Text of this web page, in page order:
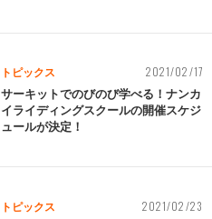
トピックス 2021/02/17
サーキットでのびのび学べる！ナンカ
イライディングスクールの開催スケジ
ュールが決定！
トピックス 2021/02/23